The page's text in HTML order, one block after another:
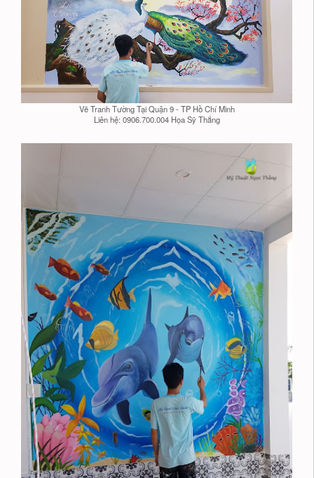
Vẽ Tranh Tường Tại Quận 9 - TP Hồ Chí Minh
Liên hệ: 0906.700.004 Họa Sỹ Thắng